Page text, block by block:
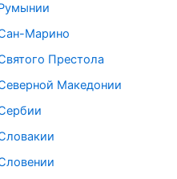
Марино
Престола
Македонии